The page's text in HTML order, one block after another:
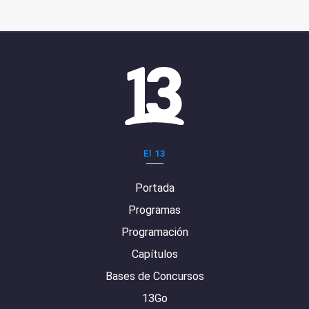
El 13
Portada
Programas
Programación
Capítulos
Bases de Concursos
13Go